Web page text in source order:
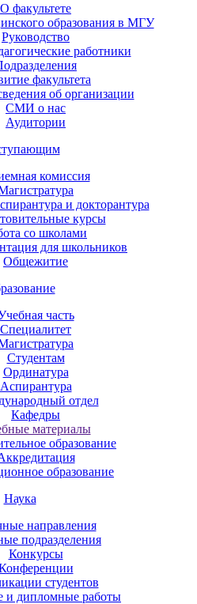
О факультете
образования в МГУ
Руководство
работники
факультета
об организации
СМИ о нас
Аудитории
комиссия
и докторантура
курсы
со школами
для школьников
Общежитие
часть
Специалитет
Студентам
Ординатура
Аспирантура
отдел
Кафедры
материалы
образование
образование
Наука
направления
подразделения
Конкурсы
студентов
и дипломные работы